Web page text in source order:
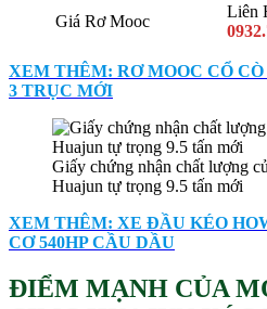
Giá Rơ Mooc
Liên
XEM THÊM: RƠ MOOC CỔ
3 TRỤC MỚI
Giấy chứng nhận chất lượng
Huajun tự trọng 9.5 tấn mới
XEM THÊM: XE ĐẦU KÉO
CƠ 540HP CẦU DẦU
ĐIỂM MẠNH CỦA